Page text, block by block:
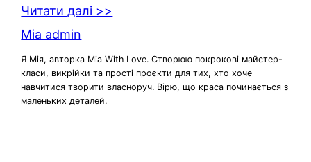
Читати далі >>
Mia admin
Я Мія, авторка Mia With Love. Створюю покрокові майстер-
класи, викрійки та прості проєкти для тих, хто хоче
навчитися творити власноруч. Вірю, що краса починається з
маленьких деталей.